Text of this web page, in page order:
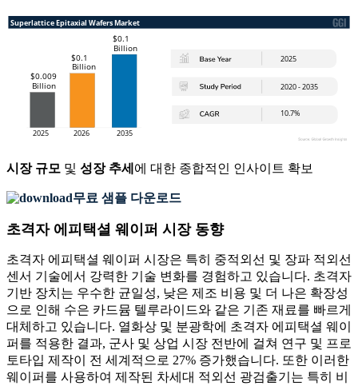
시장 규모 및 성장 추세 에 대한 종합적인 인사이트 확보
무료 샘플 다운로드
초격자 에피택셜 웨이퍼 시장 동향
초격자 에피택셜 웨이퍼 시장은 특히 중적외선 및 장파 적외선
센서 기술에서 강력한 기술 변화를 경험하고 있습니다. 초격자
기반 장치는 우수한 균일성, 낮은 제조 비용 및 더 나은 확장성
으로 인해 수은 카드뮴 텔루라이드와 같은 기존 재료를 빠르게
대체하고 있습니다. 열화상 및 분광학에 초격자 에피택셜 웨이
퍼를 적용한 결과, 군사 및 상업 시장 전반에 걸쳐 연구 및 프로
토타입 제작이 전 세계적으로 27% 증가했습니다. 또한 이러한
웨이퍼를 사용하여 제작된 차세대 적외선 광검출기는 특히 비